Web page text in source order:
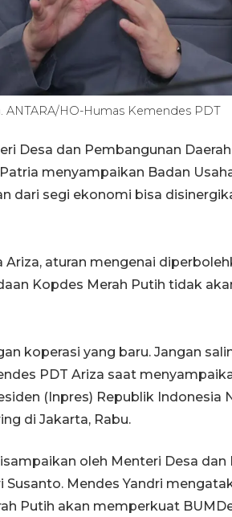
ANTARA/HO-Humas Kemendes PDT
Desa dan Pembangunan
menyampaikan Badan
dari segi ekonomi bisa
aturan mengenai
Kopdes Merah Putih tidak
koperasi yang baru. Jangan
PDT Ariza saat
(Inpres) Republik Indonesia
di Jakarta, Rabu.
oleh Menteri Desa dan
Susanto. Mendes Yandri
Putih akan memperkuat